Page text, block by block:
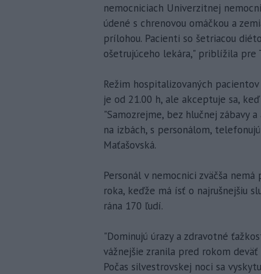
nemocniciach Univerzitnej
údené s chrenovou omáčkou a
prílohou. Pacienti so šetriacou
ošetrujúceho lekára," priblížila pre
Režim hospitalizovaných
je od 21.00 h, ale akceptuje sa,
"Samozrejme, bez hlučnej zábavy
na izbách, s personálom,
Maťašovská.
Personál v nemocnici zväčša
roka, keďže má ísť o najrušnejšiu
rána 170 ľudí.
"Dominujú úrazy a zdravotné
vážnejšie zranila pred rokom
Počas silvestrovskej noci sa